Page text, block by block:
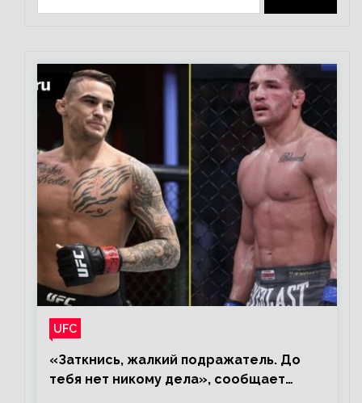
UFC
«Заткнись, жалкий подражатель. До
тебя нет никому дела», сообщает